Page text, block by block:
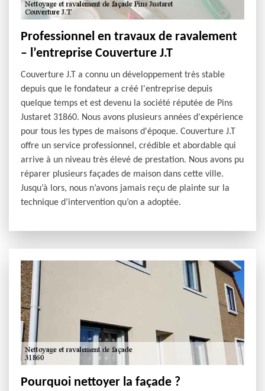
Professionnel en travaux de ravalement
– l’entreprise Couverture J.T
Couverture J.T a connu un développement très stable
depuis que le fondateur a créé l'entreprise depuis
quelque temps et est devenu la société réputée de Pins
Justaret 31860. Nous avons plusieurs années d'expérience
pour tous les types de maisons d'époque. Couverture J.T
offre un service professionnel, crédible et abordable qui
arrive à un niveau très élevé de prestation. Nous avons pu
réparer plusieurs façades de maison dans cette ville.
Jusqu’à lors, nous n’avons jamais reçu de plainte sur la
technique d’intervention qu’on a adoptée.
Pourquoi nettoyer la façade ?